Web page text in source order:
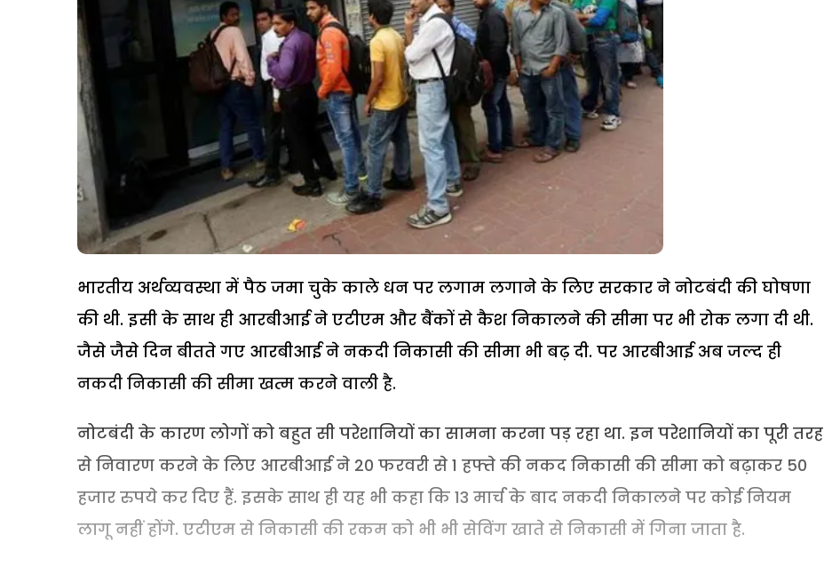
भारतीय अर्थव्यवस्था में पैठ जमा चुके काले धन पर लगाम लगाने के लिए सरकार ने नोटबंदी की घोषणा
की थी. इसी के साथ ही आरबीआई ने एटीएम और बैंकों से कैश निकालने की सीमा पर भी रोक लगा दी थी.
जैसे जैसे दिन बीतते गए आरबीआई ने नकदी निकासी की सीमा भी बढ़ दी. पर आरबीआई अब जल्द ही
नकदी निकासी की सीमा खत्म करने वाली है.
नोटबंदी के कारण लोगों को बहुत सी परेशानियों का सामना करना पड़ रहा था. इन परेशानियों का पूरी तरह
से निवारण करने के लिए आरबीआई ने 20 फरवरी से 1 हफ्ते की नकद निकासी की सीमा को बढ़ाकर 50
हजार रुपये कर दिए हैं. इसके साथ ही यह भी कहा कि 13 मार्च के बाद नकदी निकालने पर कोई नियम
लागू नहीं होंगे. एटीएम से निकासी की रकम को भी भी सेविंग खाते से निकासी में गिना जाता है.